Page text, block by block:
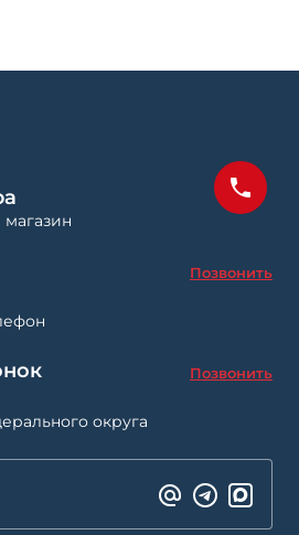
Позвонить
Позвонить
округа